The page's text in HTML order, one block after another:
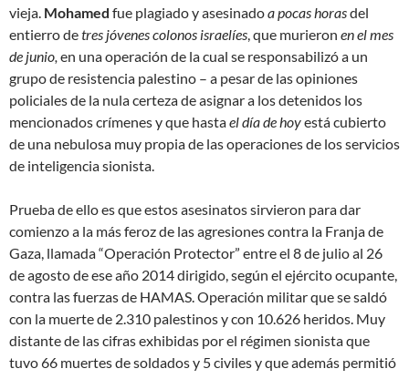
vieja. Mohamed fue plagiado y asesinadoa pocas horasdel
entierro detres jóvenes colonos israelíes , que murieron en el mes
de junio, en una operación de la cual se responsabilizó a un
grupo de resistencia palestino – a pesar de las opiniones
policiales de la nula certeza de asignar a los detenidos los
mencionados crímenes y que hastael día de hoyestá cubierto
de una nebulosa muy propia de las operaciones de los servicios
de inteligencia sionista.
Prueba de ello es que estos asesinatos sirvieron para dar
comienzo a la más feroz de las agresiones contra la Franja de
Gaza, llamada “Operación Protector” entre el 8 de julio al 26
de agosto de ese año 2014 dirigido, según el ejército ocupante,
contra las fuerzas de HAMAS. Operación militar que se saldó
con la muerte de 2.310 palestinos y con 10.626 heridos. Muy
distante de las cifras exhibidas por el régimen sionista que
tuvo 66 muertes de soldados y 5 civiles y que además permitió